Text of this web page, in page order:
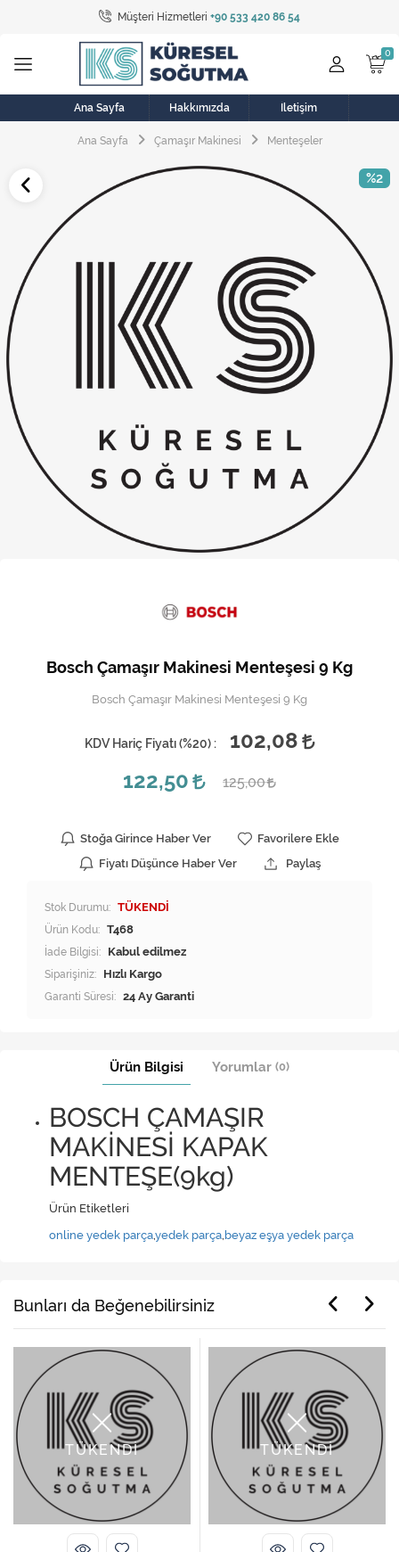
Müşteri Hizmetleri +90 533 420 86 54
Tüm Kategoriler
Bulaşık Makinesi
Buzdolabı
Çamaşır Kurutma Makinesi
Elektrikli Aksamlar
Elektrikli Süpürge
Fan
Fırın, Ocak ve Aspiratör
Klima
Kombi
Musluk
Ana Sayfa Hakkımızda İletişim
Ana Sayfa Çamaşır Makinesi Menteşeler
%2
Bosch Çamaşır Makinesi Menteşesi 9 Kg
Bosch Çamaşır Makinesi Menteşesi 9 Kg
KDV Hariç Fiyatı (%20) :
102,08
122,50
125,00
Stoğa Girince Haber Ver
Favorilere Ekle
Fiyatı Düşünce Haber Ver
Paylaş
Stok Durumu: TÜKENDİ
Ürün Kodu: T468
İade Bilgisi:
Siparişiniz: Hızlı Kargo
Garanti Süresi: 24 Ay Garanti
Ürün Bilgisi Yorumlar (0)
BOSCH ÇAMAŞIR
MAKİNESİ KAPAK
MENTEŞE(9kg)
Ürün Etiketleri
online yedek parça,yedek parça, beyaz eşya yedek parça
Bunları da Beğenebilirsiniz
TÜKENDİ TÜKENDİ